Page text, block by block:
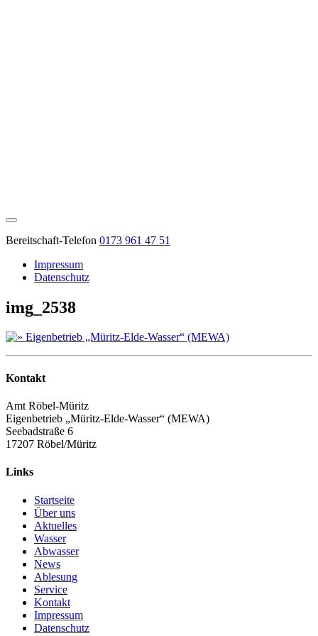
Bereitschaft-Telefon 0173 961 47 51
Impressum
Datenschutz
img_2538
Kontakt
Amt Röbel-Müritz
Eigenbetrieb „Müritz-Elde-Wasser“ (MEWA)
Seebadstraße 6
17207 Röbel/Müritz
Links
Startseite
Über uns
Aktuelles
Wasser
Abwasser
News
Ablesung
Service
Kontakt
Impressum
Datenschutz